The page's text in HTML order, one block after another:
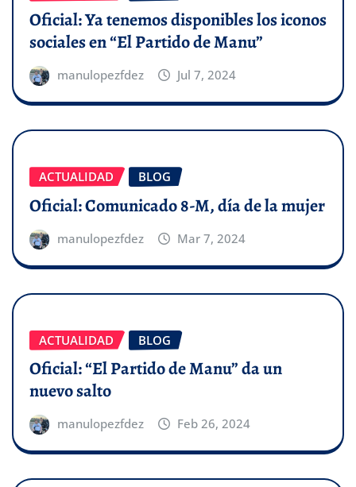
Oficial: Ya tenemos disponibles los iconos
sociales en “El Partido de Manu”
manulopezfdez Jul 7, 2024
ACTUALIDAD BLOG
Oficial: Comunicado 8-M, día de la mujer
manulopezfdez Mar 7, 2024
ACTUALIDAD BLOG
Oficial: “El Partido de Manu” da un
nuevo salto
manulopezfdez Feb 26, 2024